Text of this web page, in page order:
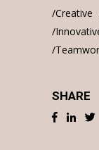
Creative
SHARE